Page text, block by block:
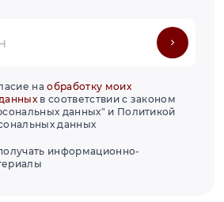
наобработку моих
в соответствии с законом
данных" и Политикой
данных
информационно-